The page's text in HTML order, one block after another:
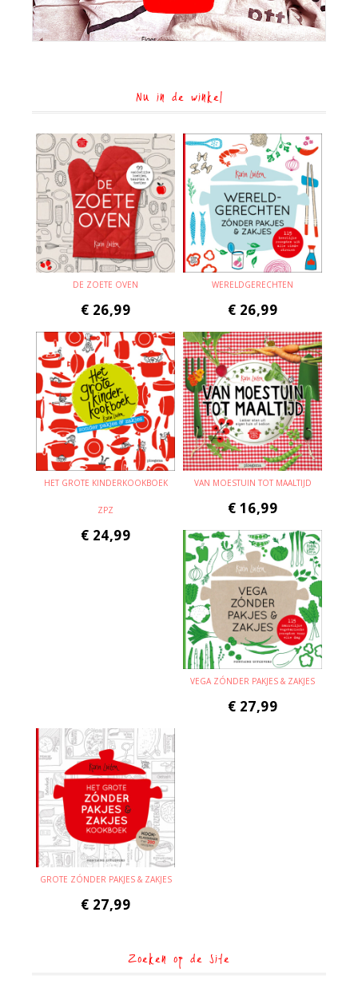
Nu in de winkel
DE ZOETE OVEN
€ 26,99
WERELDGERECHTEN
€ 26,99
HET GROTE KINDERKOOKBOEK
ZPZ
€ 24,99
VAN MOESTUIN TOT MAALTIJD
€ 16,99
VEGA ZÓNDER PAKJES & ZAKJES
€ 27,99
GROTE ZÓNDER PAKJES & ZAKJES
€ 27,99
Zoeken op de site